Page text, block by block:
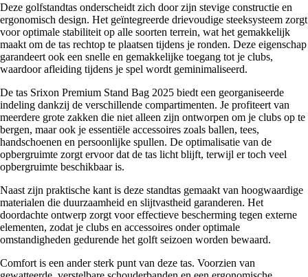
Deze golfstandtas onderscheidt zich door zijn stevige constructie en
ergonomisch design. Het geïntegreerde drievoudige steeksysteem zorgt
voor optimale stabiliteit op alle soorten terrein, wat het gemakkelijk
maakt om de tas rechtop te plaatsen tijdens je ronden. Deze eigenschap
garandeert ook een snelle en gemakkelijke toegang tot je clubs,
waardoor afleiding tijdens je spel wordt geminimaliseerd.
De tas Srixon Premium Stand Bag 2025 biedt een georganiseerde
indeling dankzij de verschillende compartimenten. Je profiteert van
meerdere grote zakken die niet alleen zijn ontworpen om je clubs op te
bergen, maar ook je essentiële accessoires zoals ballen, tees,
handschoenen en persoonlijke spullen. De optimalisatie van de
opbergruimte zorgt ervoor dat de tas licht blijft, terwijl er toch veel
opbergruimte beschikbaar is.
Naast zijn praktische kant is deze standtas gemaakt van hoogwaardige
materialen die duurzaamheid en slijtvastheid garanderen. Het
doordachte ontwerp zorgt voor effectieve bescherming tegen externe
elementen, zodat je clubs en accessoires onder optimale
omstandigheden gedurende het golft seizoen worden bewaard.
Comfort is een ander sterk punt van deze tas. Voorzien van